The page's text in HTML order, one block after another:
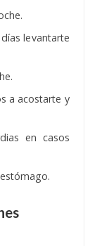
levantarte
a acostarte y
en casos